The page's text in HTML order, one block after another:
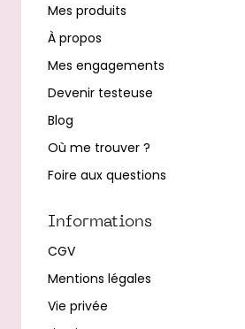
Mes produits
À propos
Mes engagements
Devenir testeuse
Blog
Où me trouver ?
Foire aux questions
Informations
CGV
Mentions légales
Vie privée